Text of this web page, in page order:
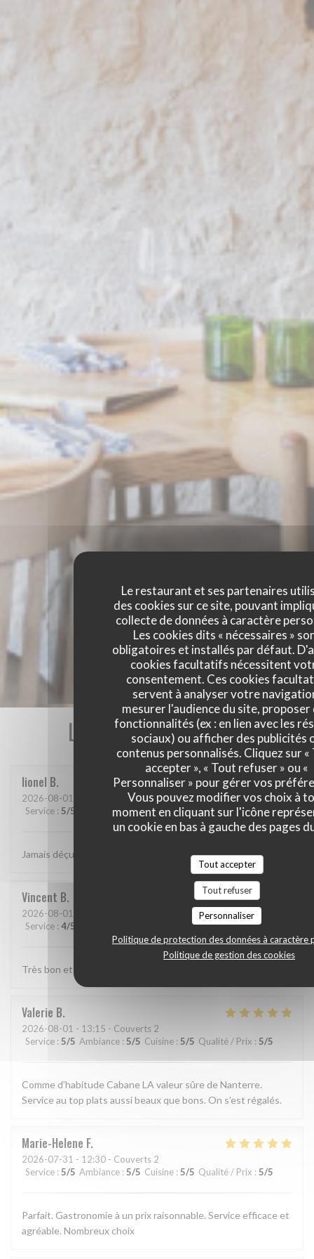
Le restaurant et ses partenaires
des cookies sur ce site, pouvant
collecte de données à caractère
Les cookies dits « nécessaires »
obligatoires et installés par défaut.
cookies facultatifs nécessitent
consentement. Ces cookies
servent à analyser votre
mesurer l'audience du site, proposer
fonctionnalités (ex : en lien avec les
sociaux) ou afficher des publicités
contenus personnalisés. Cliquez sur «
accepter », « Tout refuser » ou «
Personnaliser » pour gérer vos
Vous pouvez modifier vos choix à
moment en cliquant sur l'icône
un cookie en bas à gauche des pages
Tout accepter
Tout refuser
Personnaliser
Politique de protection des données à caractère
Politique de gestion des cookies
Les avis de nos clients
lionel B
2026-08-01
- 20:15 - Couverts 2
Service : 5/5 Ambiance:5/5 Cuisine :5/5 Qualité / Prix:5/5
Jamais déçu chez cabane.. jf Bury et ses lutins sont au top..
Vincent B
2026-08-01
Service : 4/5 /5 Qualité / Prix:5
Très bon et très bien presenté
Valerie B
2026-08-01 - 13:15 - Couverts 2
Service : 5/5 Ambiance : 5/5 Cuisine : 5/5 Qualité / Prix : 5/5
Comme d’habitude Cabane LA valeur sûre de Nanterre.
Service au top plats aussi beaux que bons. On s’est régalés.
Marie-Helene F
2026-07-31 - 12:30 - Couverts 2
Service : 5/5 Ambiance : 5/5 Cuisine : 5/5 Qualité / Prix : 5/5
Parfait. Gastronomie à un prix raisonnable. Service efficace et
agréable. Nombreux choix